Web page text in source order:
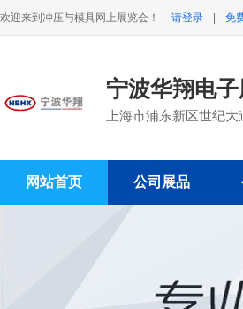
欢迎来到冲压与模具网上展览会！ 请登录 免
宁波华翔电
上海市浦东新区世纪
网站首页 公司展品